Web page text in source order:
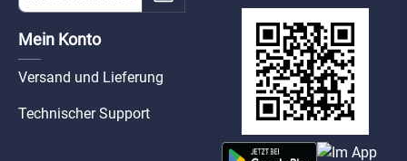
Mein Konto
Versand und Lieferung
Technischer Support